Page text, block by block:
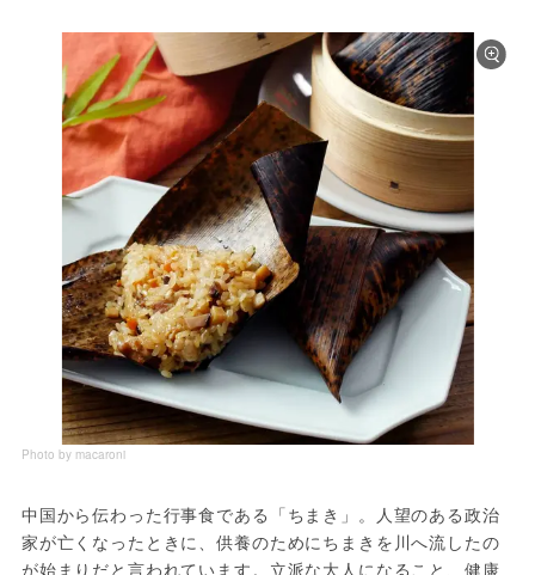
Photo by macaroni
中国から伝わった行事食である「ちまき」。人望のある政治
家が亡くなったときに、供養のためにちまきを川へ流したの
が始まりだと言われています。立派な大人になること、健康